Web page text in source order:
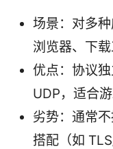
场景：对多
浏览器、下
优点：协议
UDP，适合
劣势：通常
搭配（如